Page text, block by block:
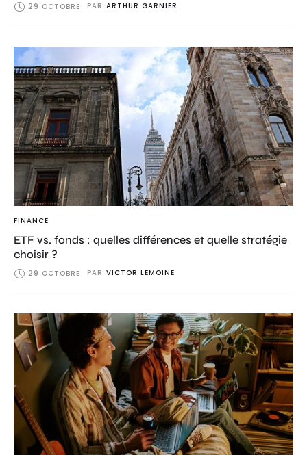
29 OCTOBRE PAR ARTHUR GARNIER
FINANCE
ETF vs. fonds : quelles différences et quelle stratégie
choisir ?
29 OCTOBRE PAR VICTOR LEMOINE